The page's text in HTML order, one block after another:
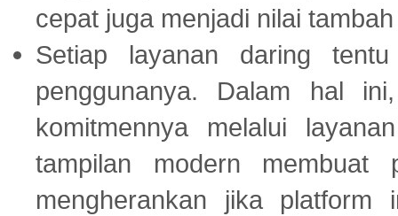
cepat juga menjadi nilai
Setiap layanan daring
penggunanya. Dalam hal
komitmennya melalui
tampilan modern membuat
mengherankan jika platform